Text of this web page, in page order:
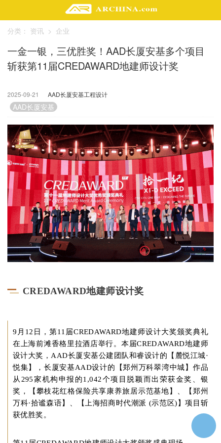
精选案例
建 筑
景 观
视 频
头条资讯
业 界
机 构
人 物
地 产
快速搜索
企业招聘
企业会员
联系我们
分类： 资讯 > 企业
一金一银，三优胜奖！AAD长厦安基多个项目
斩获第11届CREDAWARD地建师设计奖
2025-09-21 AAD长厦安基工程设计
AAD长厦安基
CREDAWARD地建师设计奖
9月12日，第11届CREDAWARD地建师设计大奖颁奖典礼
在上海前滩香格里拉酒店举行。本届CREDAWARD地建师
设计大奖，AAD长厦安基公建团队和睿设计的【麓悦江城·
悦集】，长厦安基AAD设计的【郑州万科翠湾中城】作品
从295家机构申报的1,042个项目脱颖而出荣获金奖、银
奖，【攀枝花红格保险共享康养旅居示范基地】、【郑州
万科·拾谧森语】、【上海招商时代潮派 (示范区)】项目斩
获优胜奖。